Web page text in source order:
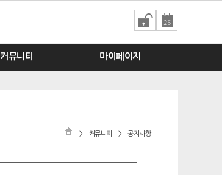
커뮤니티 마이페이지
> 커뮤니티 > 공지사항